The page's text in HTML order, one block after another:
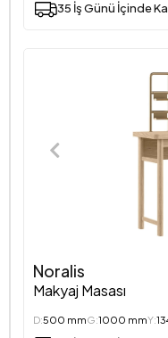
35 İş Günü İçinde
Noralis
Makyaj Masası
D:500 mmG:1000 mmY: